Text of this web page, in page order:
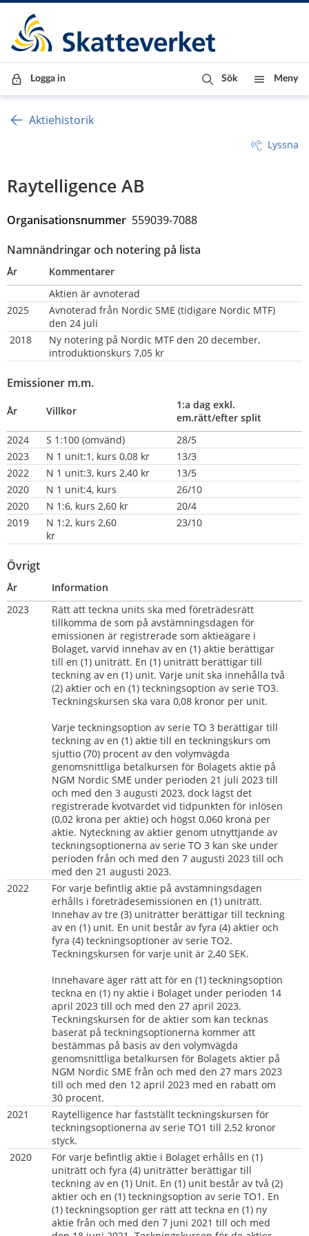
Till innehåll
Till navigationen
Till chattrobot
Logga in Sök Meny
Aktiehistorik
Lyssna
Raytelligence AB
Organisationsnummer 559039-7088
Namnändringar och notering på lista
År
Kommentarer
Aktien är avnoterad
2025
Avnoterad från Nordic SME (tidigare Nordic MTF)
den 24 juli
2018
Ny notering på Nordic MTF den 20 december,
introduktionskurs 7,05 kr
Emissioner m.m.
År Villkor
1:a dag exkl.
em.rätt/efter split
2024
S 1:100 (omvänd)
28/5
2023
N 1 unit:1, kurs 0,08 kr
13/3
2022
N 1 unit:3, kurs 2,40 kr
13/5
2020
N 1 unit:4, kurs
26/10
2020
N 1:6, kurs 2,60 kr
20/4
2019
N 1:2, kurs 2,60
kr
23/10
Övrigt
År
Information
2023
Rätt att teckna units ska med företrädesrätt
tillkomma de som på avstämningsdagen för
emissionen är registrerade som aktieägare i
Bolaget, varvid innehav av en (1) aktie berättigar
till en (1) uniträtt. En (1) uniträtt berättigar till
teckning av en (1) unit. Varje unit ska innehålla två
(2) aktier och en (1) teckningsoption av serie TO3.
Teckningskursen ska vara 0,08 kronor per unit.
Varje teckningsoption av serie TO 3 berättigar till
teckning av en (1) aktie till en teckningskurs om
sjuttio (70) procent av den volymvägda
genomsnittliga betalkursen för Bolagets aktie på
NGM Nordic SME under perioden 21 juli 2023 till
och med den 3 augusti 2023, dock lägst det
registrerade kvotvärdet vid tidpunkten för inlösen
(0,02 krona per aktie) och högst 0,060 krona per
aktie. Nyteckning av aktier genom utnyttjande av
teckningsoptionerna av serie TO 3 kan ske under
perioden från och med den 7 augusti 2023 till och
med den 21 augusti 2023.
2022
För varje befintlig aktie på avstämningsdagen
erhålls i företrädesemissionen en (1) uniträtt.
Innehav av tre (3) uniträtter berättigar till teckning
av en (1) unit. En unit består av fyra (4) aktier och
fyra (4) teckningsoptioner av serie TO2.
Teckningskursen för varje unit är 2,40 SEK.
Innehavare äger rätt att för en (1) teckningsoption
teckna en (1) ny aktie i Bolaget under perioden 14
april 2023 till och med den 27 april 2023.
Teckningskursen för de aktier som kan tecknas
baserat på teckningsoptionerna kommer att
bestämmas på basis av den volymvägda
genomsnittliga betalkursen för Bolagets aktier på
NGM Nordic SME från och med den 27 mars 2023
till och med den 12 april 2023 med en rabatt om
30 procent.
2021
Raytelligence har fastställt teckningskursen för
teckningsoptionerna av serie TO1 till 2,52 kronor
styck.
2020
För varje befintlig aktie i Bolaget erhålls en (1)
uniträtt och fyra (4) uniträtter berättigar till
teckning av en (1) Unit. En (1) unit består av två (2)
aktier och en (1) teckningsoption av serie TO1. En
(1) teckningsoption ger rätt att teckna en (1) ny
aktie från och med den 7 juni 2021 till och med